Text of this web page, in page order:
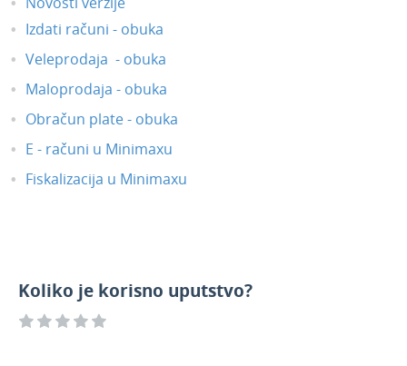
Izdati računi - obuka
Veleprodaja - obuka
Maloprodaja - obuka
Obračun plate - obuka
E - računi u Minimaxu
Fiskalizacija u Minimaxu
Koliko je korisno uputstvo?